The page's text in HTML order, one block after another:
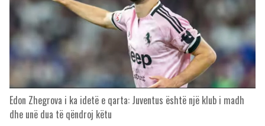
Edon Zhegrova i ka idetë e qarta: Juventus është një klub i madh
dhe unë dua të qëndroj këtu